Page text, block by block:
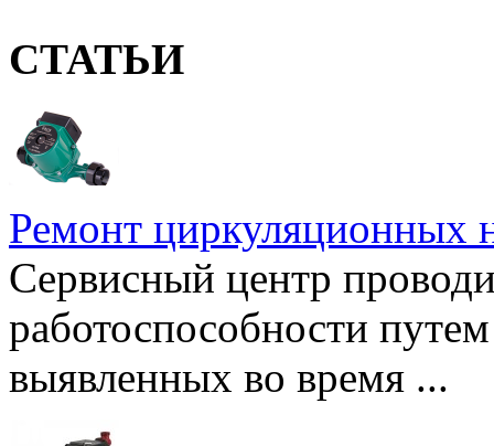
СТАТЬИ
Ремонт циркуляционных
Сервисный центр
работоспособности
выявленных во время ...